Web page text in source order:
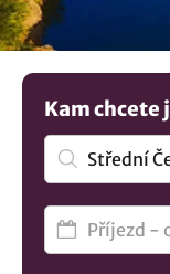
Objednejte si včas
zdejších lahodných
máme více
Kam chcete